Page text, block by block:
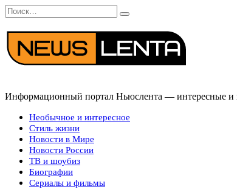
Перейти
к
содержанию
Search
for:
Информационный портал Ньюслента — интересные и
Необычное и интересное
Стиль жизни
Новости в Мире
Новости России
ТВ и шоубиз
Биографии
Сериалы и фильмы